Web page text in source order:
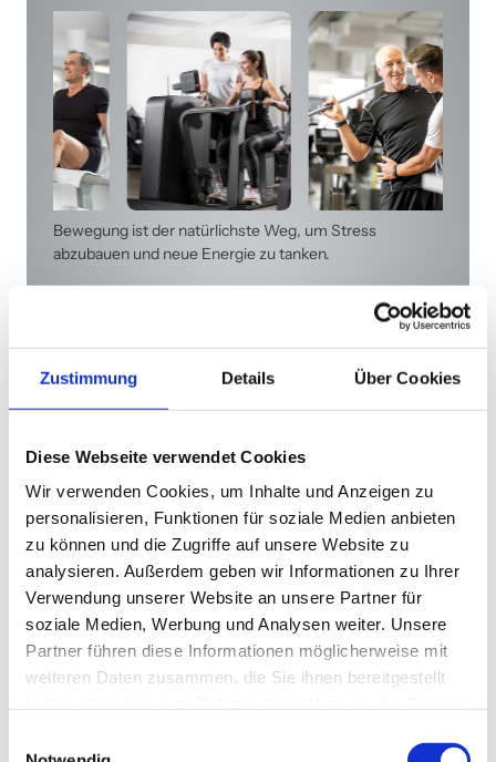
Zustimmung Details Über Cookies
Diese Webseite verwendet Cookies
Wir verwenden Cookies, um Inhalte und Anzeigen zu
personalisieren, Funktionen für soziale Medien anbieten
zu können und die Zugriffe auf unsere Website zu
analysieren. Außerdem geben wir Informationen zu Ihrer
Verwendung unserer Website an unsere Partner für
soziale Medien, Werbung und Analysen weiter. Unsere
Partner führen diese Informationen möglicherweise mit
weiteren Daten zusammen, die Sie ihnen bereitgestellt
Bewegung ist der natürlichste Weg, um Stress
abzubauen und neue Energie zu tanken.
gesundheitsorientierte Aktivität ohne Leistungsdruck –
für einen entspannten Ausgleich zum Alltag.
So funktioniert's
Konzentration auf dich, nicht auf Technik
Fließende Abläufe ohne Wartezeiten – Training
ohne ungewollte Unterbrechungen
Kombination aus Kraft-, Beweglichkeits- &
Ausdauertraining für ganzheitliches
Wohlbefinden
Ergebnis
Spürbar weniger Stress und Verspannung